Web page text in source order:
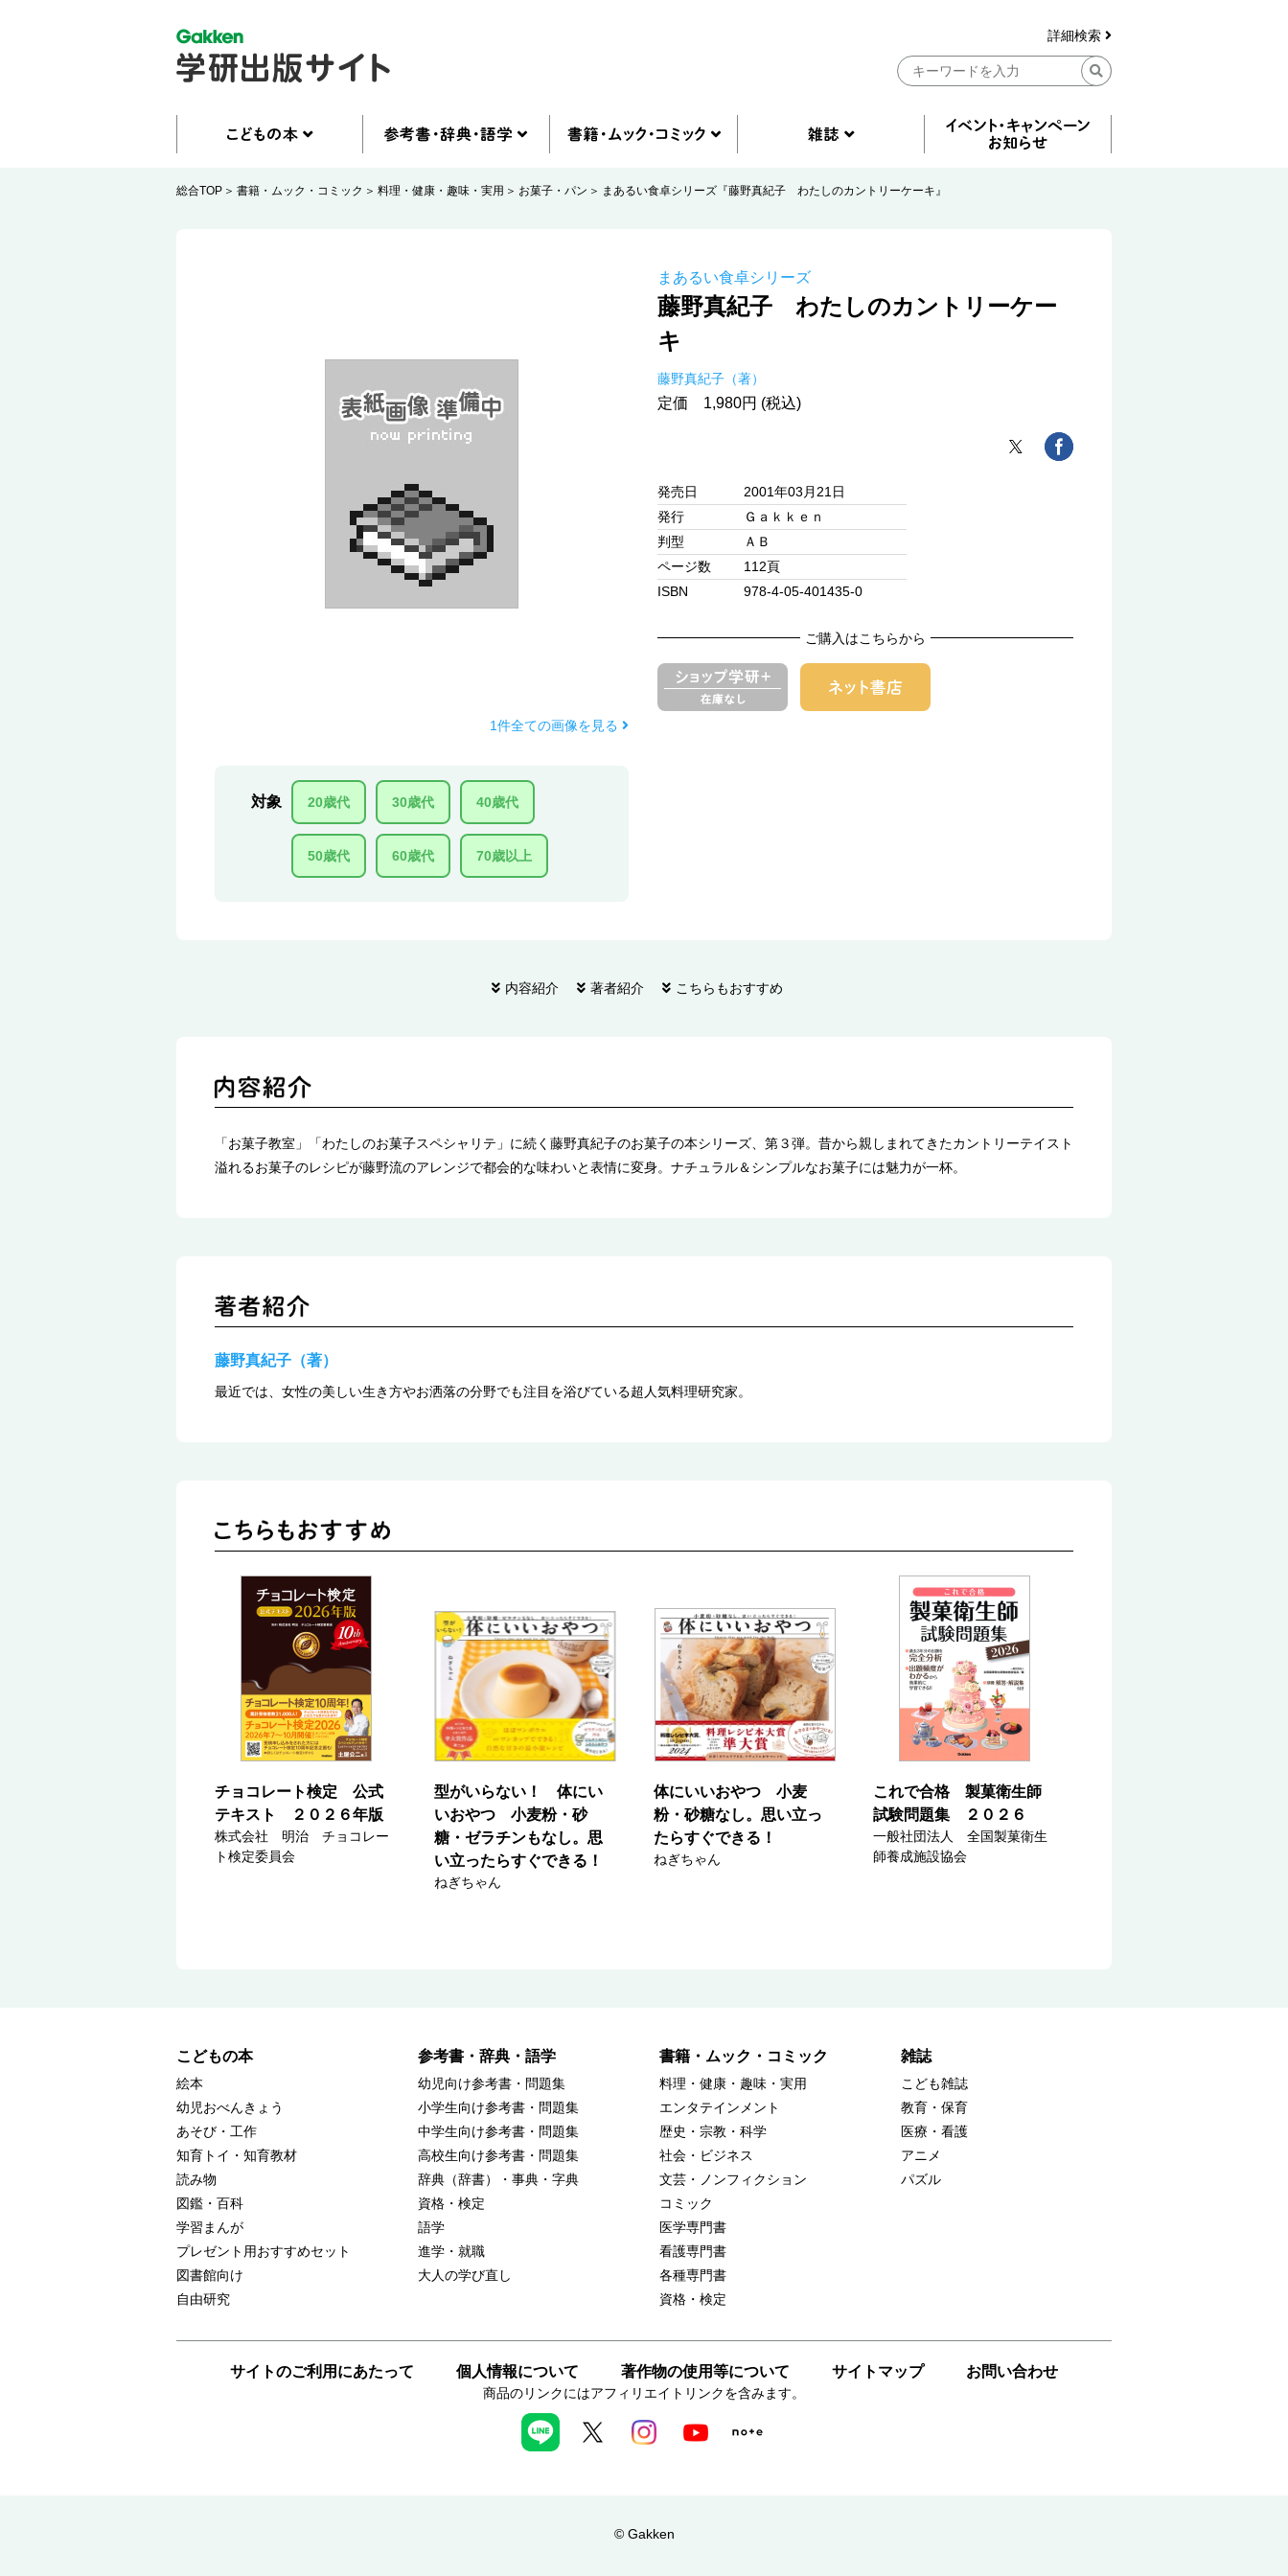
詳細検索
総合TOP 書籍・ムック・コミック 料理・健康・趣味・実用 お菓子・パン まあるい食卓シリーズ『藤野真紀子 わたしのカントリーケーキ』
1件全ての画像を見る
対象 20歳代 30歳代 40歳代
50歳代 60歳代 70歳以上
まあるい食卓シリーズ
藤野真紀子 わたしのカントリーケー
キ
藤野真紀子（著）
定価 1,980円 (税込)
発売日
2001年03月21日
発行
Ｇａｋｋｅｎ
判型
ＡＢ
ページ数
112頁
ISBN
978-4-05-401435-0
ご購入はこちらから
内容紹介 著者紹介 こちらもおすすめ
「お菓子教室」「わたしのお菓子スペシャリテ」に続く藤野真紀子のお菓子の本シリーズ、第３弾。昔から親しまれてきたカントリーテイスト
溢れるお菓子のレシピが藤野流のアレンジで都会的な味わいと表情に変身。ナチュラル＆シンプルなお菓子には魅力が一杯。
藤野真紀子（著）
最近では、女性の美しい生き方やお洒落の分野でも注目を浴びている超人気料理研究家。
チョコレート検定 公式
テキスト ２０２６年版
株式会社 明治 チョコレー
ト検定委員会
型がいらない！ 体にい
いおやつ 小麦粉・砂
糖・ゼラチンもなし。思
い立ったらすぐできる！
ねぎちゃん
体にいいおやつ 小麦
粉・砂糖なし。思い立っ
たらすぐできる！
ねぎちゃん
これで合格 製菓衛生師
試験問題集 ２０２６
一般社団法人 全国製菓衛生
師養成施設協会
こどもの本
絵本
幼児おべんきょう
あそび・工作
知育トイ・知育教材
読み物
図鑑・百科
学習まんが
プレゼント用おすすめセット
図書館向け
自由研究
参考書・辞典・語学
幼児向け参考書・問題集
小学生向け参考書・問題集
中学生向け参考書・問題集
高校生向け参考書・問題集
辞典（辞書）・事典・字典
資格・検定
語学
進学・就職
大人の学び直し
書籍・ムック・コミック
料理・健康・趣味・実用
エンタテインメント
歴史・宗教・科学
社会・ビジネス
文芸・ノンフィクション
コミック
医学専門書
看護専門書
各種専門書
資格・検定
雑誌
こども雑誌
教育・保育
医療・看護
アニメ
パズル
サイトのご利用にあたって 個人情報について 著作物の使用等について サイトマップ お問い合わせ
商品のリンクにはアフィリエイトリンクを含みます。
© Gakken